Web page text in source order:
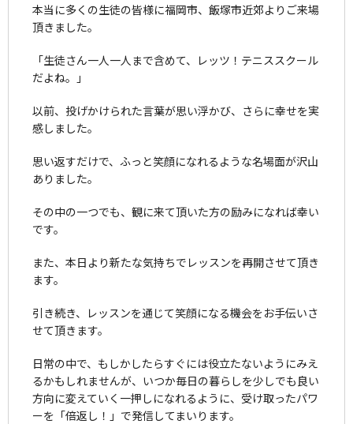
本当に多くの生徒の皆様に福岡市、飯塚市近郊よりご来場
頂きました。
「生徒さん一人一人まで含めて、レッツ！テニススクール
だよね。」
以前、投げかけられた言葉が思い浮かび、さらに幸せを実
感しました。
思い返すだけで、ふっと笑顔になれるような名場面が沢山
ありました。
その中の一つでも、観に来て頂いた方の励みになれば幸い
です。
また、本日より新たな気持ちでレッスンを再開させて頂き
ます。
引き続き、レッスンを通じて笑顔になる機会をお手伝いさ
せて頂きます。
日常の中で、もしかしたらすぐには役立たないようにみえ
るかもしれませんが、いつか毎日の暮らしを少しでも良い
方向に変えていく一押しになれるように、受け取ったパワ
ーを「倍返し！」で発信してまいります。